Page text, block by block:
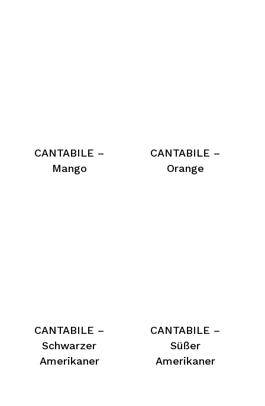
CANTABILE –
Mango
CANTABILE –
Orange
CANTABILE –
Schwarzer
Amerikaner
CANTABILE –
Süßer
Amerikaner